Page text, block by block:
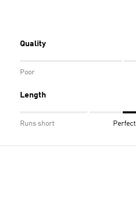
Quality
Poor
Length
Runs short Perfect